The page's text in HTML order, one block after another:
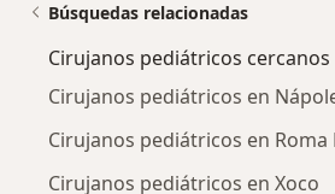
Búsquedas relacionadas
Cirujanos pediátricos cercanos
Cirujanos pediátricos en
Cirujanos pediátricos en
Cirujanos pediátricos en Xoco